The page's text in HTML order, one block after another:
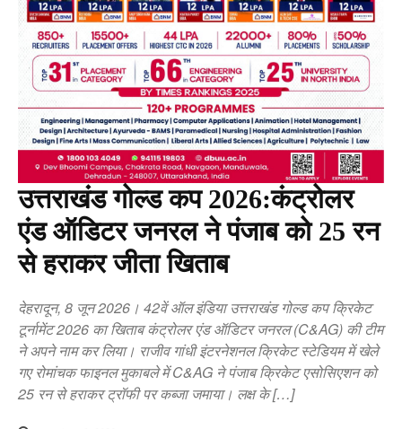
उत्तराखंड गोल्ड कप 2026:कंट्रोलर
एंड ऑडिटर जनरल ने पंजाब को 25 रन
से हराकर जीता खिताब
देहरादून, 8 जून 2026। 42वें ऑल इंडिया उत्तराखंड गोल्ड कप क्रिकेट
टूर्नामेंट 2026 का खिताब कंट्रोलर एंड ऑडिटर जनरल (C&AG) की टीम
ने अपने नाम कर लिया। राजीव गांधी इंटरनेशनल क्रिकेट स्टेडियम में खेले
गए रोमांचक फाइनल मुकाबले में C&AG ने पंजाब क्रिकेट एसोसिएशन को
25 रन से हराकर ट्रॉफी पर कब्जा जमाया। लक्ष के […]